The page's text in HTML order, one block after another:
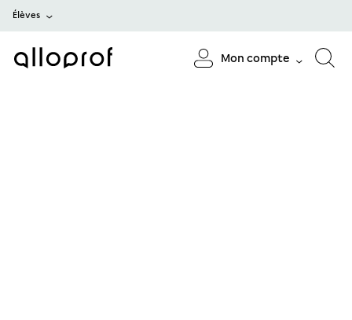
Élèves
Mon compte